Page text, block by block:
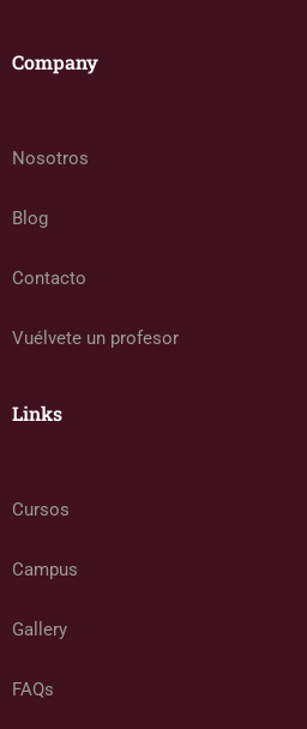
Company
Nosotros
Blog
Contacto
Vuélvete un profesor
Links
Cursos
Campus
Gallery
FAQs